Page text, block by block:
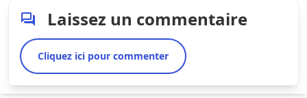
Laissez un commentaire
Cliquez ici pour commenter